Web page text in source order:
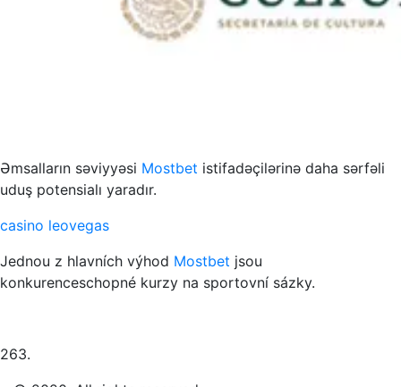
Əmsalların səviyyəsi Mostbet istifadəçilərinə daha sərfəli
uduş potensialı yaradır.
casino leovegas
Jednou z hlavních výhod Mostbet jsou
konkurenceschopné kurzy na sportovní sázky.
263.